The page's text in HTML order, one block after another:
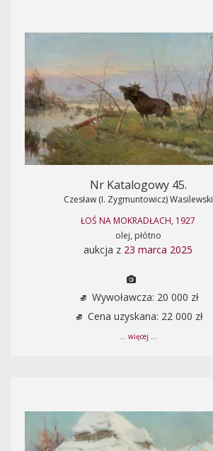
Nr Katalogowy 45.
Czesław (I. Zygmuntowicz) Wasilewski
ŁOŚ NA MOKRADŁACH, 1927
olej, płótno
aukcja z 23 marca 2025
Wywoławcza: 20 000 zł
Cena uzyskana: 22 000 zł
... więcej ...